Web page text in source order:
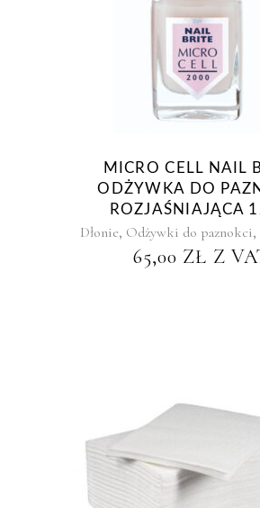
MICRO CELL NAIL
ODŻYWKA DO
ROZJAŚNIAJĄCA
Dłonie, Odżywki do paznokci,
65,00 ZŁ Z